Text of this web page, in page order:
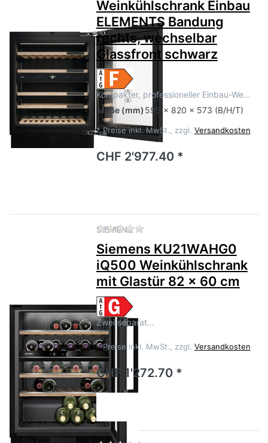
Weinkühlschrank Einbau
ELEMENTS Bandung
rechts, wechselbar
Glassfront schwarz
Kompakter, professioneller Einbau-We…
Maße (mm) 595 x 820 x 573 (B/H/T)
* Preise inkl. MwSt., zzgl. Versandkosten
CHF 2'977.40 *
SIEMENS Zu diesem Produkt liegen
Siemens KU21WAHG0
iQ500 Weinkühlschrank
mit Glastür 82 x 60 cm
Zwei separat…
* Preise inkl. MwSt., zzgl. Versandkosten
CHF 1'272.70 *